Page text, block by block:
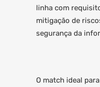
linha com
mitigação de
segurança da
O match ideal